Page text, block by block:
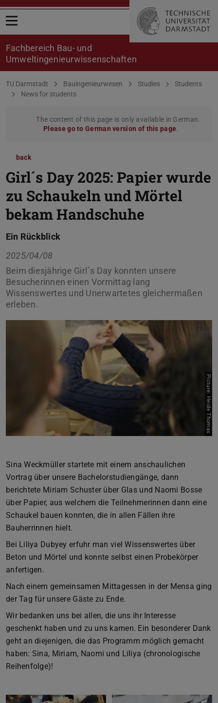
Open menu
Fachbereich Bau- und
Umweltingenieurwissenschaften
You are here:
TU Darmstadt Bauingenieurwesen Studies
Students
News for students
The content of this page is only available in German.
Please go to German version of this page.
back
Girl´s Day 2025: Papier wurde
zu Schaukeln und Mörtel
bekam Handschuhe
Ein Rückblick
2025/04/08
Beim diesjährige Girl´s Day konnten unsere
Besucherinnen einen Vormittag lang
Wissenswertes und Unerwartetes gleichermaßen
erleben.
Picture: Heide Thomas
Next
Sina Weckmüller startete mit einem anschaulichen
Vortrag über unsere Bachelorstudiengänge, dann
berichtete Miriam Schuster über Glas und Naomi Bosse
über Papier, aus welchem die Teilnehmerinnen dann eine
Schaukel bauen konnten, die in allen Fällen ihre
Bauherrinnen hielt.
Bei Liliya Dubyey erfuhr man viel Wissenswertes über
Beton und Mörtel und konnte selbst einen Probekörper
anfertigen.
Nach einem gemeinsamen Mittagessen in der Mensa ging
der Tag für unsere Gäste zu Ende.
Wir bedanken uns bei allen, die uns ihr Interesse
geschenkt haben und zu uns kamen. Ein besonderer Dank
geht an diejenigen, die das Programm möglich gemacht
haben: Sina, Miriam, Naomi und Liliya (chronologische
Reihenfolge)!